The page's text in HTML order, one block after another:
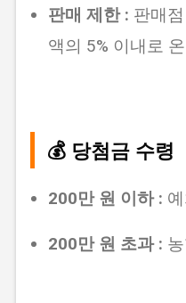
판매 제한 : 판매
액의 5% 이내로
💰 당첨금 수령
200만 원 이하 :
200만 원 초과 :